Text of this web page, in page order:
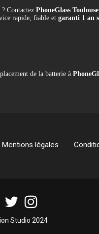
Contactez PhoneGlass Toulouse
rapide, fiable et garanti 1 an
de la batterie à
Mentions légales
Studio 2024